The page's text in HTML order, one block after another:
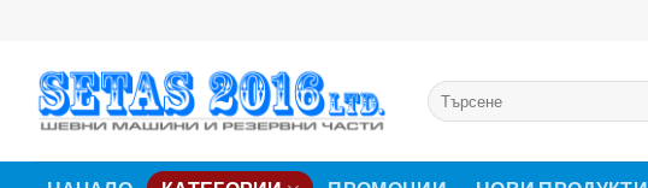
content
Търсене
за: